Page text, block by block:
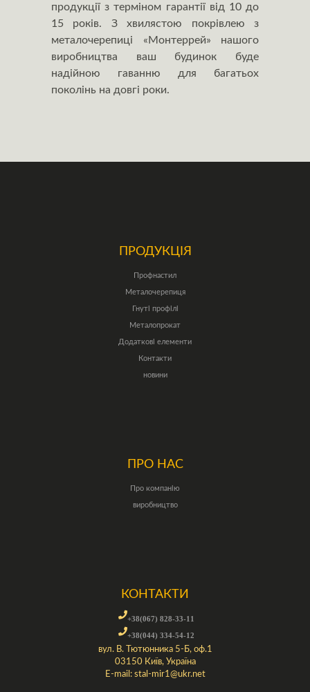
продукції з терміном гарантії від 10 до
15 років. З хвилястою покрівлею з
металочерепиці «Монтеррей» нашого
виробництва ваш будинок буде
надійною гаванню для багатьох
поколінь на довгі роки.
ПРОДУКЦІЯ
Профнастил
Металочерепиця
Гнуті профілі
Металопрокат
Додаткові елементи
Контакти
новини
ПРО НАС
Про компанію
виробництво
КОНТАКТИ
+38(067) 828-33-11
+38(044) 334-54-12
вул. В. Тютюнника 5-Б, оф.1
03150 Київ, Україна
E-mail: stal-mir1@ukr.net